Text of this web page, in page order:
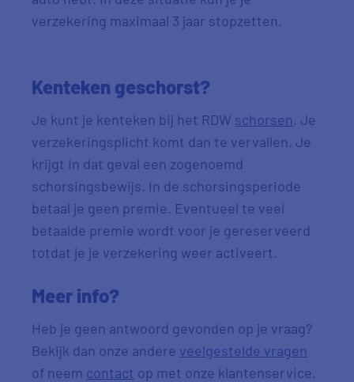
verzekering maximaal 3 jaar stopzetten.
Kenteken geschorst?
Je kunt je kenteken bij het RDW schorsen. Je
verzekeringsplicht komt dan te vervallen. Je
krijgt in dat geval een zogenoemd
schorsingsbewijs. In de schorsingsperiode
betaal je geen premie. Eventueel te veel
betaalde premie wordt voor je gereserveerd
totdat je je verzekering weer activeert.
Meer info?
Heb je geen antwoord gevonden op je vraag?
Bekijk dan onze andere veelgestelde vragen
of neem contact op met onze klantenservice.